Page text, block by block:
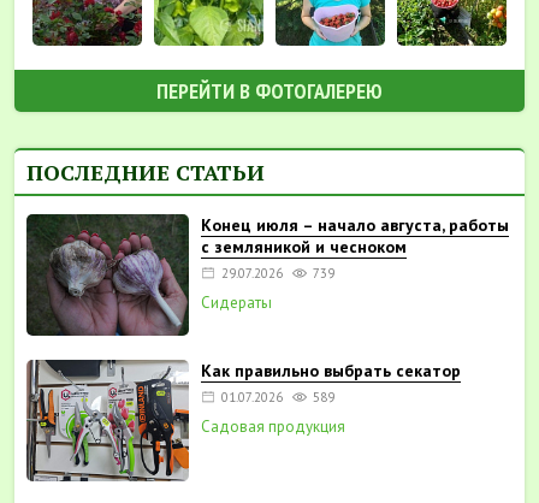
ПЕРЕЙТИ В ФОТОГАЛЕРЕЮ
ПОСЛЕДНИЕ СТАТЬИ
Конец июля – начало августа, работы
с земляникой и чесноком
29.07.2026 739
Сидераты
Как правильно выбрать секатор
01.07.2026 589
Садовая продукция